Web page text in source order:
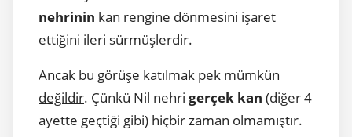
nehrinin kan rengine dönmesini işaret
ettiğini ileri sürmüşlerdir.
Ancak bu görüşe katılmak pek mümkün
değildir. Çünkü Nil nehri gerçek kan (diğer 4
ayette geçtiği gibi) hiçbir zaman olmamıştır.